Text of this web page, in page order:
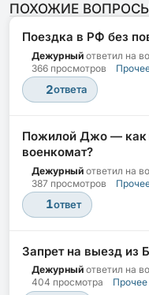
ПОХОЖИЕ
Поездка в РФ без
Дежурный ответил на
366 просмотров
2ответа
Пожилой Джо — как
военкомат?
Дежурный ответил на
387 просмотров
1ответ
Запрет на выезд из
Дежурный ответил на
404 просмотра
Прочее